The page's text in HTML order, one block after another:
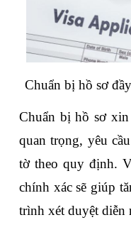
Chuẩn bị hồ sơ
Chuẩn bị hồ sơ xin
quan trọng, yêu
tờ theo quy định.
chính xác sẽ giúp
trình xét duyệt diễn